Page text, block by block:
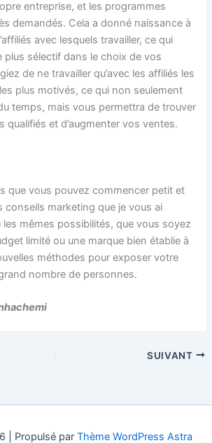
entreprise, et les programmes
demandés. Cela a donné naissance à
avec lesquels travailler, ce qui
plus sélectif dans le choix de vos
de ne travailler qu’avec les affiliés les
plus motivés, ce qui non seulement
temps, mais vous permettra de trouver
qualifiés et d’augmenter vos ventes.
que vous pouvez commencer petit et
conseils marketing que je vous ai
mêmes possibilités, que vous soyez
limité ou une marque bien établie à
méthodes pour exposer votre
nombre de personnes.
SUIVANT
| Propulsé par Thème WordPress Astra